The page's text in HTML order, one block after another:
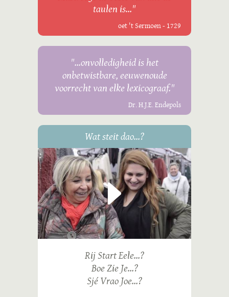
taulen is..."
oet 't Sermoen - 1729
"...onvolledigheid is het
onbetwistbare, eeuwenoude
voorrecht van elke lexicograaf."
Dr. H.J.E. Endepols
Wat steit dao...?
Rij Start Eele...?
Boe Zie Je...?
Sjé Vrao Joe...?